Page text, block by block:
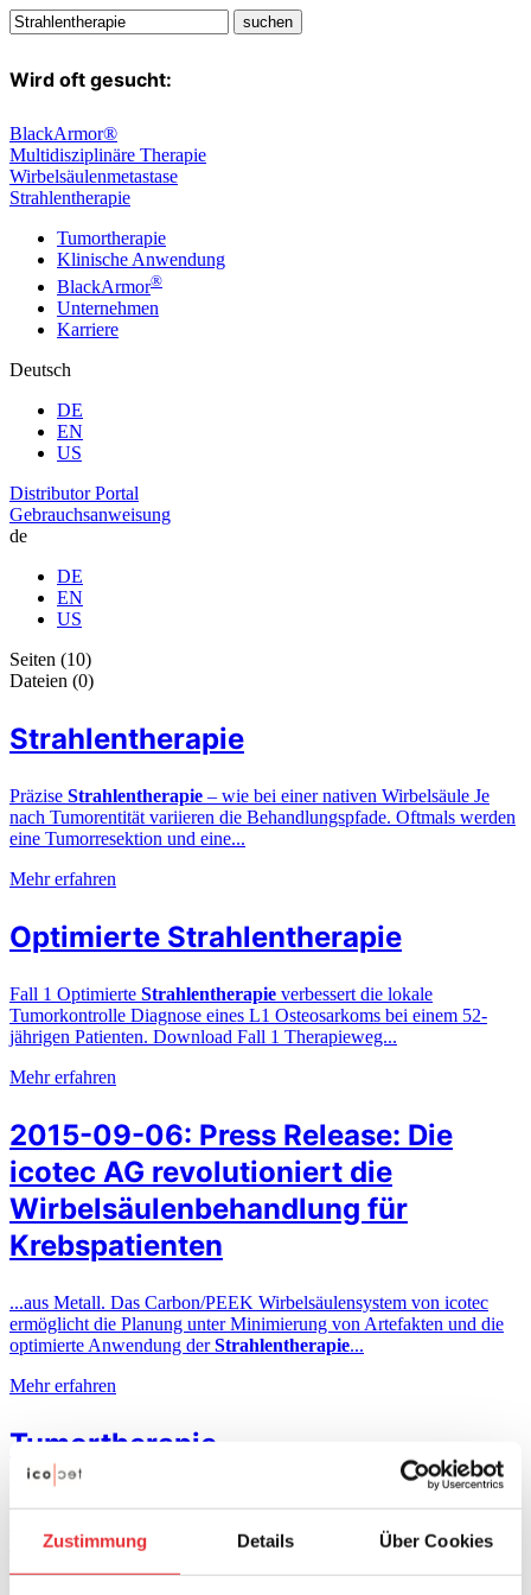
Zustimmung Details Über Cookies
Wird oft gesucht:
BlackArmor®
Multidisziplinäre Therapie
Wirbelsäulenmetastase
Strahlentherapie
Tumortherapie
Klinische Anwendung
BlackArmor®
Unternehmen
Karriere
Deutsch
DE
EN
US
Distributor Portal
Gebrauchsanweisung
de
DE
EN
US
Seiten (10)
Dateien (0)
Strahlentherapie
Präzise Strahlentherapie – wie bei einer nativen Wirbelsäule Je
nach Tumorentität variieren die Behandlungspfade. Oftmals werden
eine Tumorresektion und eine...
Mehr erfahren
Optimierte Strahlentherapie
Fall 1 Optimierte Strahlentherapie verbessert die lokale
Tumorkontrolle Diagnose eines L1 Osteosarkoms bei einem 52-
jährigen Patienten. Download Fall 1 Therapieweg...
Mehr erfahren
2015-09-06: Press Release: Die
icotec AG revolutioniert die
Wirbelsäulenbehandlung für
Krebspatienten
...aus Metall. Das Carbon/PEEK Wirbelsäulensystem von icotec
ermöglicht die Planung unter Minimierung von Artefakten und die
optimierte Anwendung derStrahlentherapie...
Mehr erfahren
Tumortherapie
Konventionelle Implantate, zum Beispiel aus Titan, sind...